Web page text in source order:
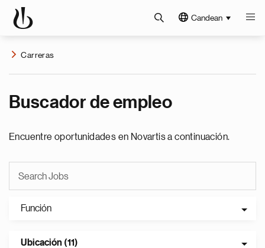
Candean
Carreras
Buscador de empleo
Encuentre oportunidades en Novartis a continuación.
Función
Ubicación (11)